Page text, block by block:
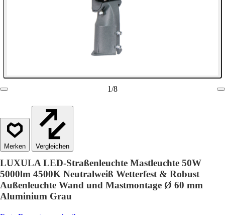
1/8
Vergleichen
LUXULA LED-Straßenleuchte Mastleuchte 50W
5000lm 4500K Neutralweiß Wetterfest & Robust
Außenleuchte Wand und Mastmontage Ø 60 mm
Aluminium Grau